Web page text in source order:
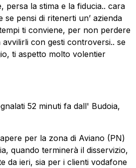
persa la stima e la fiducia.. cara
pensi di ritenerti un’ azienda
ti conviene, per non perdere
con gesti controversi.. se
ti aspetto molto volentier
52 minuti fa dall' Budoia,
per la zona di Aviano (PN)
quando terminerà il disservizio,
da ieri, sia per i clienti vodafone